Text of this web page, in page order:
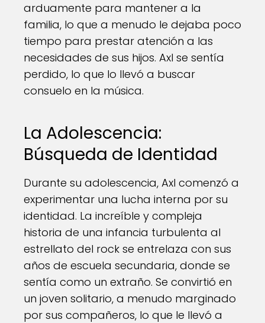
arduamente para mantener a la
familia, lo que a menudo le dejaba poco
tiempo para prestar atención a las
necesidades de sus hijos. Axl se sentía
perdido, lo que lo llevó a buscar
consuelo en la música.
La Adolescencia:
Búsqueda de Identidad
Durante su adolescencia, Axl comenzó a
experimentar una lucha interna por su
identidad. La increíble y compleja
historia de una infancia turbulenta al
estrellato del rock se entrelaza con sus
años de escuela secundaria, donde se
sentía como un extraño. Se convirtió en
un joven solitario, a menudo marginado
por sus compañeros, lo que le llevó a